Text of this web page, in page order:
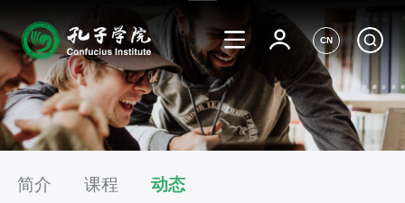
CN
简介 课程 动态